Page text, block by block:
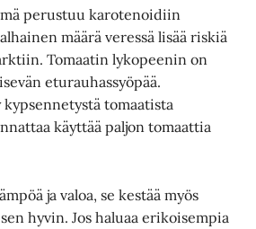
perustuu karotenoidiin
määrä veressä lisää riskiä
Tomaatin lykopeenin on
eturauhassyöpää.
tomaatista
käyttää paljon tomaattia
ja valoa, se kestää myös
hyvin. Jos haluaa erikoisempia